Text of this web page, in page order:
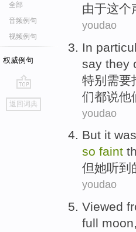
全部
音频例句
视频例句
权威例句
go
top
返回词典
由于这个
youdao
In
say they
特别 需要
们都说他
youdao
But it
so faint
但她听到
youdao
Viewed
full moon,